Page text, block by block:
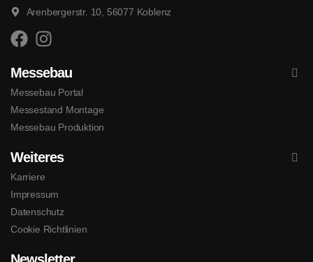
Arenbergerstr. 10, 56077 Koblenz
Messebau
Messebau Portal
Messestand Montage
Messebau Produktion
Weiteres
Karriere
Impressum
Datenschutz
Cookie Richtlinien